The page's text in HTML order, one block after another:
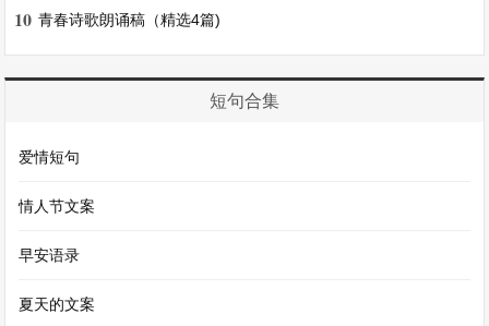
一帧画面。而有那么一个瞬间，至今仍清晰地印刻
也是我成长路上的一个重要转折点。
六、记事作文结尾摘抄
1. 这件事情虽然已经过去了很久，但它就像一颗璀
璨的明珠，永远镶嵌在我记忆的长河中。每当我回
持和努力的意义，也让我更加勇敢地去面对生活中
10 青春诗歌朗诵稿（精选4篇)
短句合集
爱情短句
情人节文案
早安语录
夏天的文案